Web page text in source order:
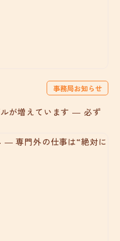
事務局お知らせ
ルが増えています ― 必ず